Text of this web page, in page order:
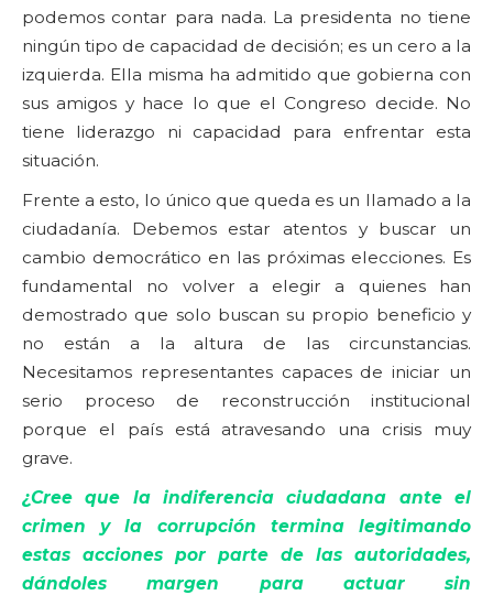
podemos contar para nada. La presidenta no tiene
ningún tipo de capacidad de decisión; es un cero a la
izquierda. Ella misma ha admitido que gobierna con
sus amigos y hace lo que el Congreso decide. No
tiene liderazgo ni capacidad para enfrentar esta
situación.
Frente a esto, lo único que queda es un llamado a la
ciudadanía. Debemos estar atentos y buscar un
cambio democrático en las próximas elecciones. Es
fundamental no volver a elegir a quienes han
demostrado que solo buscan su propio beneficio y
no están a la altura de las circunstancias.
Necesitamos representantes capaces de iniciar un
serio proceso de reconstrucción institucional
porque el país está atravesando una crisis muy
grave.
¿Cree que la indiferencia ciudadana ante el
crimen y la corrupción termina legitimando
estas acciones por parte de las autoridades,
dándoles margen para actuar sin